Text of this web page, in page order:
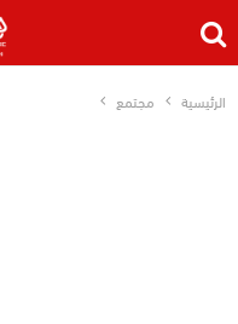
الرئيسية مجتمع